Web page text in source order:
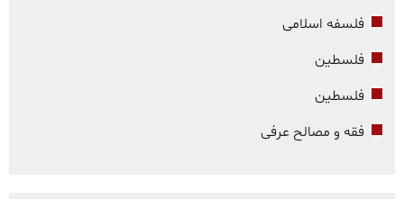
فلسفه اسلامی
فلسطین
فلسطین
فقه و مصالح عرفی